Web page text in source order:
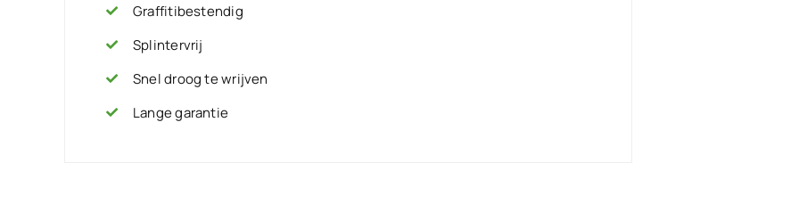
Graffitibestendig
Splintervrij
Snel droog te wrijven
Lange garantie